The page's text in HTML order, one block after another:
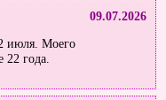
09.07.2026
июля. Моего
22 года.